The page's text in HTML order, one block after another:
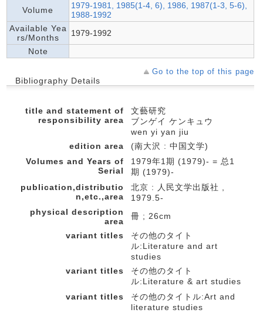
Volume
1979-1981, 1985(1-4, 6), 1986, 1987(1-3, 5-6),
1988-1992
Available Yea
rs/Months
1979-1992
Note
Go to the top of this page
Bibliography Details
title and statement of
responsibility area
文藝研究
ブンゲイ ケンキュウ
wen yi yan jiu
edition area
(南大沢 : 中国文学)
Volumes and Years of
Serial
1979年1期 (1979)- = 总1
期 (1979)-
publication,distributio
n,etc.,area
北京 : 人民文学出版社 ,
1979.5-
physical description
area
冊 ; 26cm
variant titles
その他のタイト
ル:Literature and art
studies
variant titles
その他のタイト
ル:Literature & art studies
variant titles
その他のタイトル:Art and
literature studies